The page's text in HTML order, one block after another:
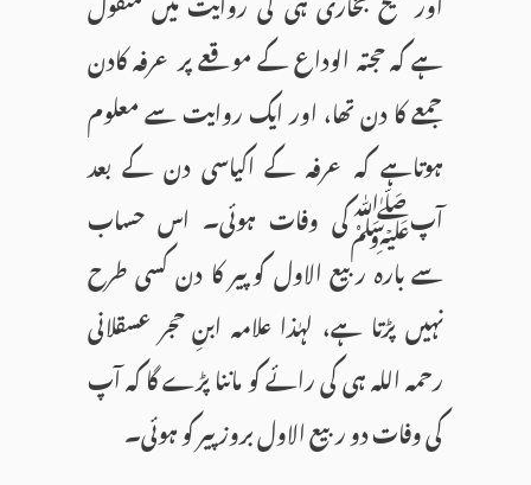
ہے کہ حجتہ الوداع کے موقعے پر عرفہ کادن
جمعے کا دن تھا، اور ایک روایت سے معلوم
ہوتاہے کہ عرفہ کے اکیاسی دن کے بعد
آپﷺکی وفات ہوئی۔ اس حساب
سے بارہ ربیع الاول کوپیر کا دن کسی طرح
نہیں پڑتا ہے، لہٰذا علامہ ابنِ حجر عسقلانی
رحمہ اللہ ہی کی رائے کو ماننا پڑے گا کہ آپ
کی وفات دو ربیع الاول بروز پیر کو ہوئی۔